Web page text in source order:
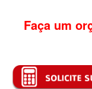
SÃO CRISTOVÃO
STA CASA MAUÁ
Faça um